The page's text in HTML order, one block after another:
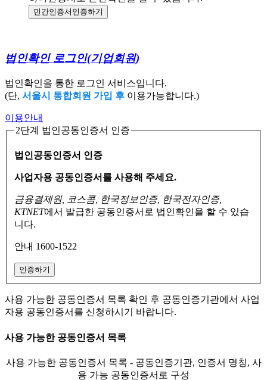
민간인증서 인증하기
법인확인 로그인(기업회원)
법인확인을 통한 로그인 서비스입니다.
(단, 서울시 통합회원 가입 후 이용가능합니다.)
이용안내
2단계 법인공동인증서 인증
법인공동인증서 인증
사업자용 공동인증서를 사용해 주세요.
금융결제원, 코스콤, 한국정보인증, 한국전자인증,
KTNET에서 발급한 공동인증서로 법인확인을 할 수 있습
니다.
안내 1600-1522
인증하기
사용 가능한 공동인증서 목록 확인 후 공동인증기관에서 사업
자용 공동인증서를 신청하시기 바랍니다.
사용 가능한 공동인증서 목록
사용 가능한 공동인증서 목록 - 공동인증기관, 인증서 명칭, 사
용 가능 공동인증서로 구성